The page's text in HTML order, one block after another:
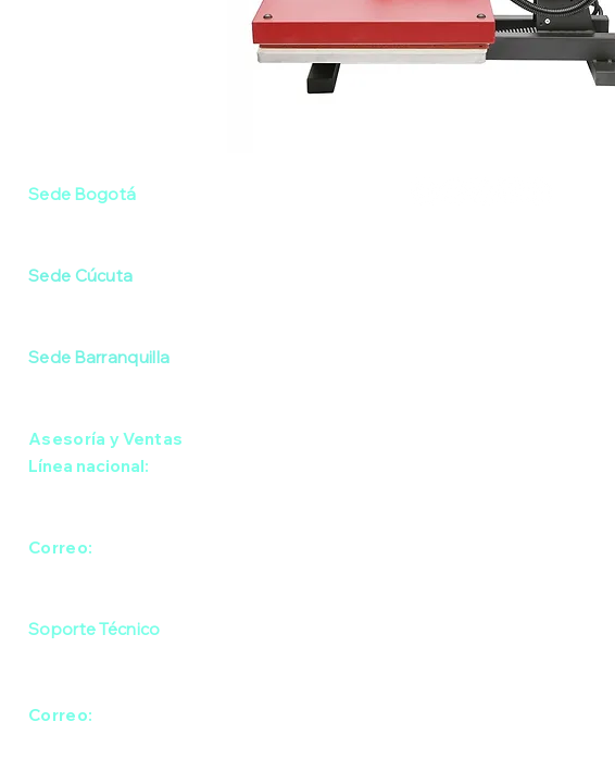
Sede Bogotá
Sede Cúcuta
Sede Barranquilla
Asesoría y Ventas
Línea nacional:
Correo:
Soporte Técnico
Correo: